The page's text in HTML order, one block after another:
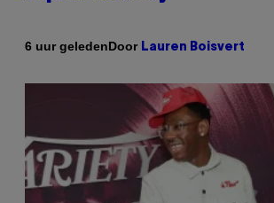
6 uur geledenDoor Lauren Boisvert